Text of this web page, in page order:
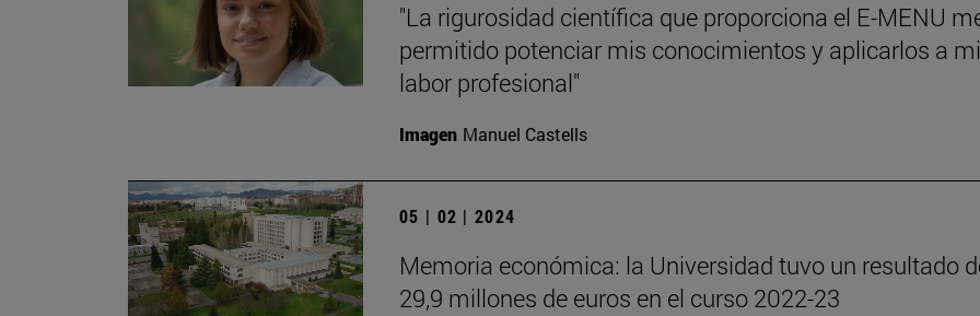
"La rigurosidad científica que proporciona el E-MENU
permitido potenciar mis conocimientos y aplicarlos a mi
labor profesional"
Imagen Manuel Castells
05 | 02 | 2024
Memoria económica: la Universidad tuvo un resultado
29,9 millones de euros en el curso 2022-23